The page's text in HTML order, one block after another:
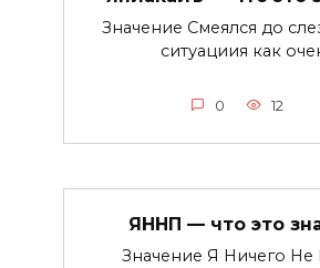
Значение Смеялся до
ситуациия как
0 12
ЯННП — что это
Значение Я Ничего Не